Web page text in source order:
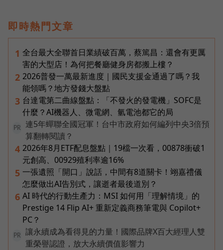
即時熱門文章
1 全台最大全聯首日業績破百萬，蔡篤昌：還會有更厲
害的大型店！為何把餐廳健身房都搬上樓？
2 2026普發一萬最新進度｜國民支援金通過了嗎？我
能領嗎？地方發錢大盤點
3 台達電第二曲線盤點：「不發火的發電機」SOFC是
什麼？AI機器人、微電網、氫電池都它的局
PR
連5年蟬聯全國冠軍！台中市政府如何編列中央3倍預
算翻轉閱讀？
4 2026年8月ETF配息盤點｜19檔一次看，00878衝破1
元創高、00929殖利率逾16%
5 一張遺照「開口」說話，中間有8道關卡！翊嘉禮儀
怎麼做出AI告別式，讓逝者最後道別？
6 AI 時代的行動生產力：MSI 如何用「理解情境」的
Prestige 14 Flip AI+ 重新定義商務筆電與 Copilot+
PC？
PR
讓永續成為看得見的力量！國際品牌X百大經理人雙
重榮譽認證，放大永續價值影響力